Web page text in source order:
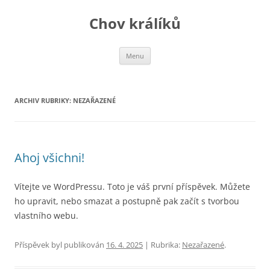
Chov králíků
Menu
ARCHIV RUBRIKY: NEZAŘAZENÉ
Ahoj všichni!
Vítejte ve WordPressu. Toto je váš první příspěvek. Můžete
ho upravit, nebo smazat a postupně pak začít s tvorbou
vlastního webu.
Příspěvek byl publikován 16. 4. 2025 | Rubrika: Nezařazené.